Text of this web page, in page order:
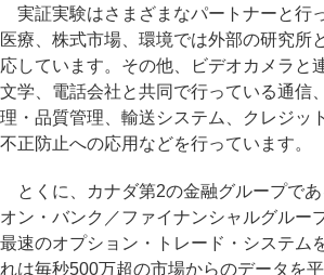
実証実験はさまざまなパートナーと行
医療、株式市場、環境では外部の研究所
応しています。その他、ビデオカメラと
文学、電話会社と共同で行っている通信
理・品質管理、輸送システム、クレジッ
不正防止への応用などを行っています。
とくに、カナダ第2の金融グループで
オン・バンク／ファイナンシャルグルー
最速のオプション・トレード・システム
れは毎秒500万超の市場からのデータを